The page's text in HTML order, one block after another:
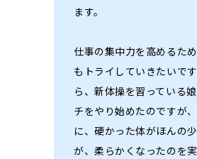
ます。
仕事の集中力を高めるた
もトライしていきたいで
ら、新体操を習っている
チをやり始めたのですが
に、硬かった体がほんの
が、柔らかくなったのを